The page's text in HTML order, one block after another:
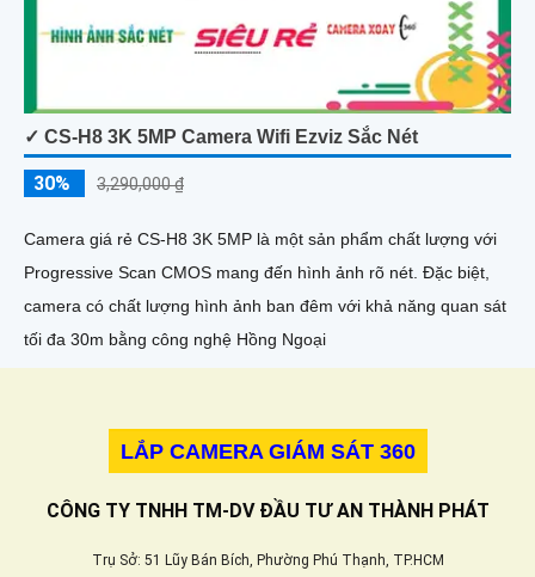
✓ CS-H8 3K 5MP Camera Wifi Ezviz Sắc Nét
30% 3,290,000 ₫
Camera giá rẻ CS-H8 3K 5MP là một sản phẩm chất lượng với
Progressive Scan CMOS mang đến hình ảnh rõ nét. Đặc biệt,
camera có chất lượng hình ảnh ban đêm với khả năng quan sát
tối đa 30m bằng công nghệ Hồng Ngoại
LẮP CAMERA GIÁM SÁT 360
CÔNG TY TNHH TM-DV ĐẦU TƯ AN THÀNH PHÁT
Trụ Sở: 51 Lũy Bán Bích, Phường Phú Thạnh, TP.HCM